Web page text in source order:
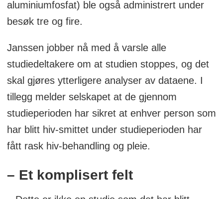
aluminiumfosfat) ble også administrert under
besøk tre og fire.
Janssen jobber nå med å varsle alle
studiedeltakere om at studien stoppes, og det
skal gjøres ytterligere analyser av dataene. I
tillegg melder selskapet at de gjennom
studieperioden har sikret at enhver person som
har blitt hiv-smittet under studieperioden har
fått rask hiv-behandling og pleie.
– Et komplisert felt